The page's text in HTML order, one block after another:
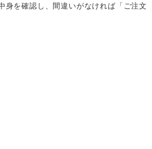
身を確認し、間違いがなければ「ご注文